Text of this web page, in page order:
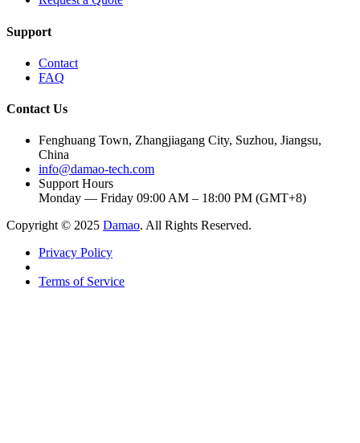
Support
Contact
FAQ
Contact Us
Fenghuang Town, Zhangjiagang City, Suzhou, Jiangsu,
China
info@damao-tech.com
Support Hours
Monday — Friday 09:00 AM – 18:00 PM (GMT+8)
Copyright © 2025 Damao. All Rights Reserved.
Privacy Policy
Terms of Service